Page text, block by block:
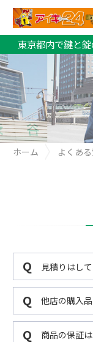
東京都内で鍵と
ホーム よくあ
見積りはし
他店の購入
商品の保証は